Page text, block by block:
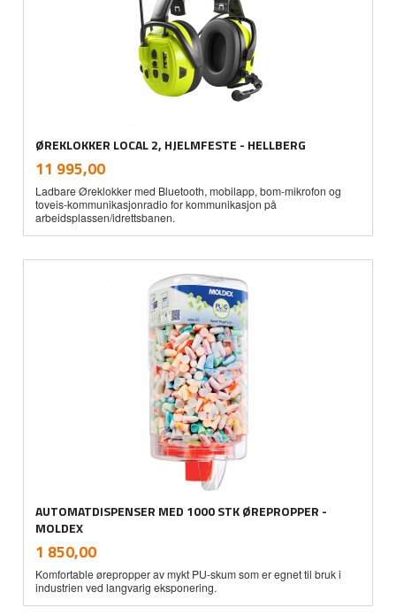
ØREKLOKKER LOCAL 2, HJELMFESTE - HELLBERG
Pris
11 995,00mva.
Ladbare Øreklokker med Bluetooth, mobilapp, bom-mikrofon og
toveis-kommunikasjonradio for kommunikasjon på
arbeidsplassen/idrettsbanen.
AUTOMATDISPENSER MED 1000 STK ØREPROPPER -
MOLDEX
Pris
1 850,00mva.
Komfortable ørepropper av mykt PU-skum som er egnet til bruk i
industrien ved langvarig eksponering.